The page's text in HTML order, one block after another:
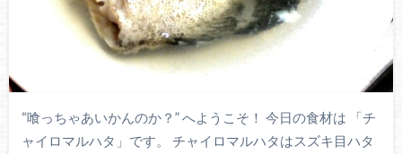
“喰っちゃあいかんのか？” へようこそ！ 今日の食材は 「チ
ャイロマルハタ」です。 チャイロマルハタはスズキ目ハタ